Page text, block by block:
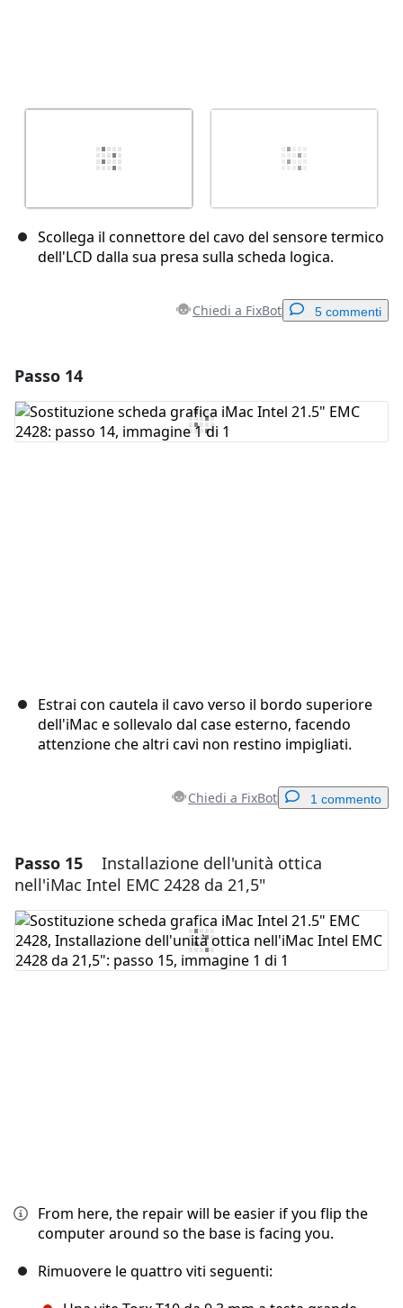
Scollega il connettore del cavo del sensore termico
dell'LCD dalla sua presa sulla scheda logica.
Chiedi a FixBot 5 commenti
Aggiungi Commento
Passo 14
Estrai con cautela il cavo verso il bordo superiore
dell'iMac e sollevalo dal case esterno, facendo
attenzione che altri cavi non restino impigliati.
Chiedi a FixBot 1 commento
Aggiungi un commento
Aggiungi Commento
Passo 15
Installazione dell'unità ottica
nell'iMac Intel EMC 2428 da 21,5"
From here, the repair will be easier if you flip the
computer around so the base is facing you.
Rimuovere le quattro viti seguenti: